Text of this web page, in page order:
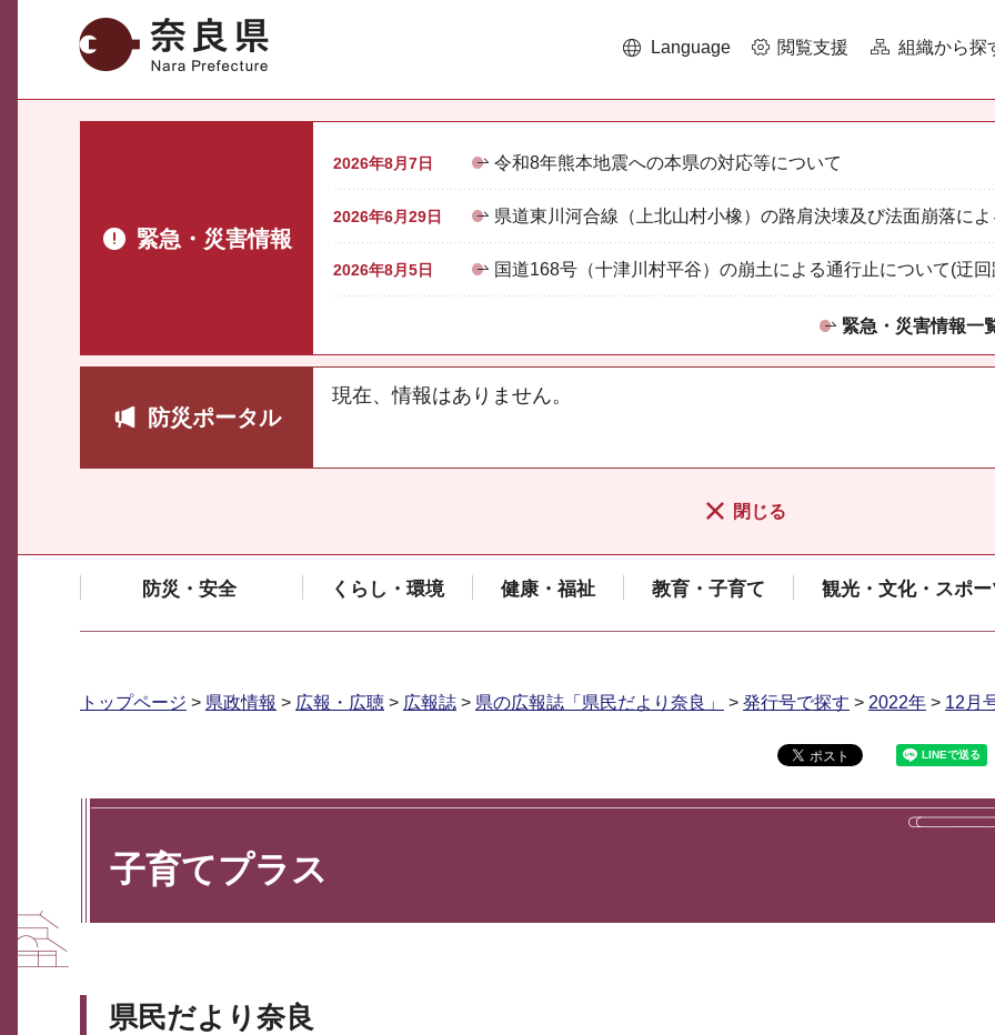
奈良県 Language 閲覧支援 組織から探
緊急・災害情報
2026年8月7日 令和8年熊本地震への本県の対応等について
2026年6月29日 県道東川河合線（上北山村小橡）の路肩決壊及び法面崩落に
2026年8月5日 国道168号（十津川村平谷）の崩土による通行止について(迂
緊急・災害情報一
防災ポータル
現在、情報はありません。
閉じる
防災・安全 くらし・環境 健康・福祉 教育・子育て 観光・文化・スポー
トップページ > 県政情報 > 広報・広聴 > 広報誌 > 県の広報誌「県民だより奈良」 > 発行号で探す > 2022年 > 12月
子育てプラス
県民だより奈良